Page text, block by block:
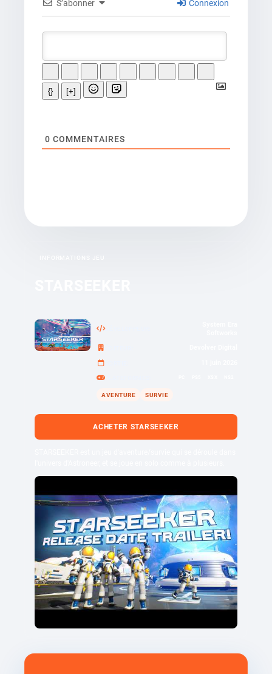
S’abonner Connexion
{} [+]
0 COMMENTAIRES
DÉVELOPPEUR
PLATEFORMES
AVENTURE SURVIE
ACHETER STARSEEKER